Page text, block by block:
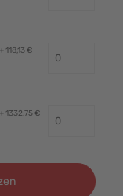
+ 118,13 €
+ 1332,75 €